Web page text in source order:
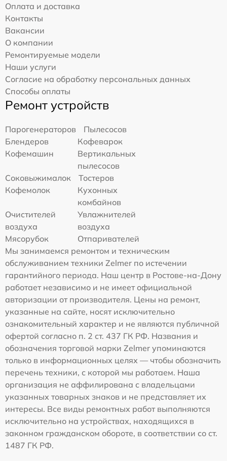
Оплата и доставка
Контакты
Вакансии
О компании
Ремонтируемые модели
Наши услуги
Согласие на обработку персональных данных
Способы оплаты
Ремонт устройств
Парогенераторов
Пылесосов
Блендеров
Кофеварок
Кофемашин
Вертикальных
пылесосов
Соковыжималок
Тостеров
Кофемолок
Кухонных
комбайнов
Очистителей
воздуха
Увлажнителей
воздуха
Мясорубок
Отпаривателей
Мы занимаемся ремонтом и техническим
обслуживанием техники Zelmer по истечении
гарантийного периода. Наш центр в Ростове-на-Дону
работает независимо и не имеет официальной
авторизации от производителя. Цены на ремонт,
указанные на сайте, носят исключительно
ознакомительный характер и не являются публичной
офертой согласно п. 2 ст. 437 ГК РФ. Названия и
обозначения торговой марки Zelmer упоминаются
только в информационных целях — чтобы обозначить
перечень техники, с которой мы работаем. Наша
организация не аффилирована с владельцами
указанных товарных знаков и не представляет их
интересы. Все виды ремонтных работ выполняются
исключительно на устройствах, находящихся в
законном гражданском обороте, в соответствии со ст.
1487 ГК РФ.